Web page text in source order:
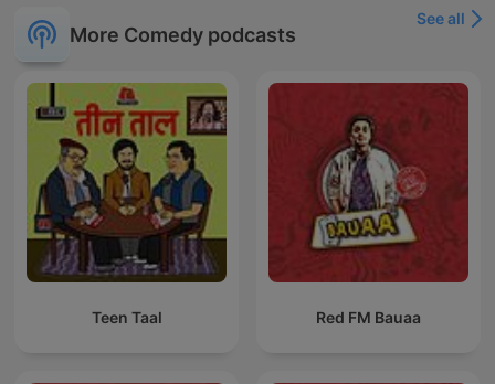
More Comedy podcasts
See all
Teen Taal Red FM Bauaa